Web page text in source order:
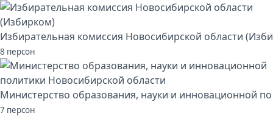
Избирательная комиссия Новосибирской области (Изби
8 персон
Министерство образования, науки и инновационной по
7 персон